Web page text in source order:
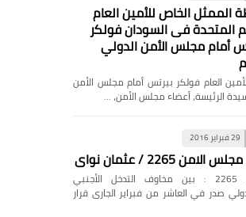
الممثل الخاص للأمين العام
المتحدة فى السودان فولكر
أمام مجلس الأمن الدولي
العام فولكر بيرتس أمام مجلس الأمن
29 فبراير 2016
الامن 2265 / عثمان نواى
القرار 2265 : بين مخاوف التدخل الأجنبي
صدر في العاشر من فبراير الجارى قرار